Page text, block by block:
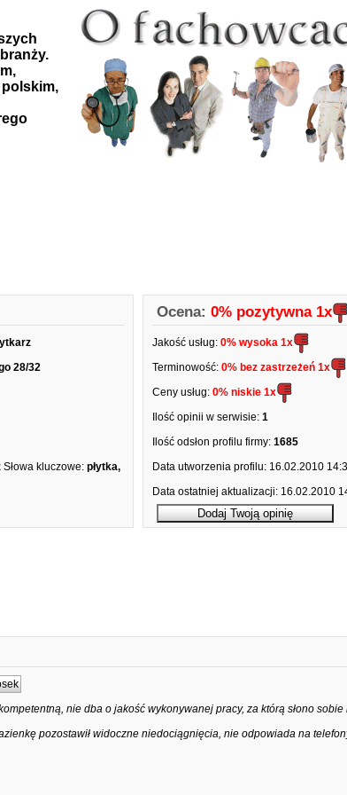
28/32
Słowa kluczowe: płytka,
Ocena: 0% pozytywna 1x
Jakość usług: 0% wysoka 1x
Terminowość: 0% bez zastrzeżeń 1x
Ceny usług: 0% niskie 1x
Ilość opinii w serwisie: 1
Ilość odsłon profilu firmy: 1685
Data utworzenia profilu: 16.02.2010
Data ostatniej aktualizacji: 16.02.2010
nie dba o jakość wykonywanej pracy, za którą słono
pozostawił widoczne niedociągnięcia, nie odpowiada na